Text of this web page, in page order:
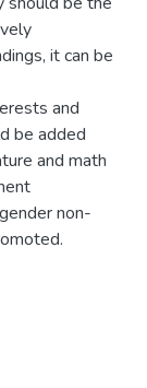
it can be
and
be added
and math
non-